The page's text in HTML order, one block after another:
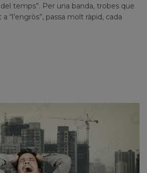
del temps”. Per una banda, trobes que
“l’engròs”, passa molt ràpid, cada